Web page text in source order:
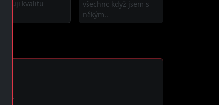
kvalitu
všechno když jsem s
někým...